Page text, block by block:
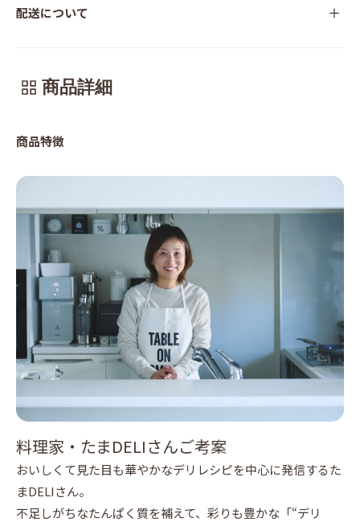
配送について
商品詳細
商品特徴
料理家・たまDELIさんご考案
おいしくて見た目も華やかなデリレシピを中心に発信するた
まDELIさん。
不足しがちなたんぱく質を補えて、彩りも豊かな「“デリ